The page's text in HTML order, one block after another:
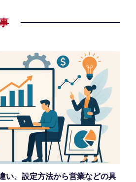
い、設定方法から営業などの具